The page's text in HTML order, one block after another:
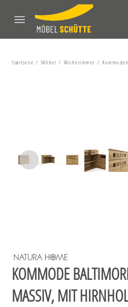
Startseite Möbel Wohnzimmer
KOMMODE
MASSIV, MIT